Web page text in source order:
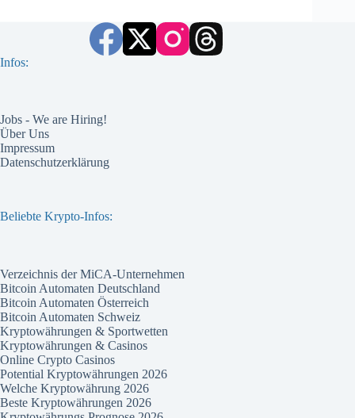
Infos:
Jobs - We are Hiring!
Über Uns
Impressum
Datenschutzerklärung
Beliebte Krypto-Infos:
Verzeichnis der MiCA-Unternehmen
Bitcoin Automaten Deutschland
Bitcoin Automaten Österreich
Bitcoin Automaten Schweiz
Kryptowährungen & Sportwetten
Kryptowährungen & Casinos
Online Crypto Casinos
Potential Kryptowährungen 2026
Welche Kryptowährung 2026
Beste Kryptowährungen 2026